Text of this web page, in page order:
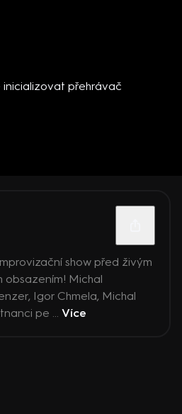
přehrávač
show před živým
obsazením! Michal
Igor Chmela, Michal
pe ... Více